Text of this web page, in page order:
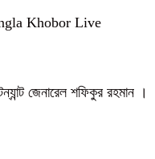
Khobor Live
জেনারেল শফিকুর রহমান ।